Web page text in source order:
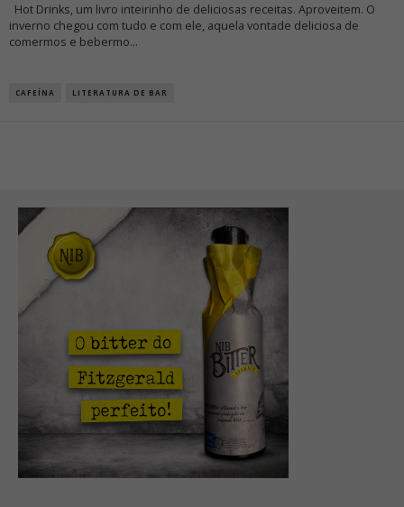
Hot Drinks, um livro inteirinho de deliciosas receitas. Aproveitem. O
inverno chegou com tudo e com ele, aquela vontade deliciosa de
comermos e bebermo...
CAFEÍNA LITERATURA DE BAR